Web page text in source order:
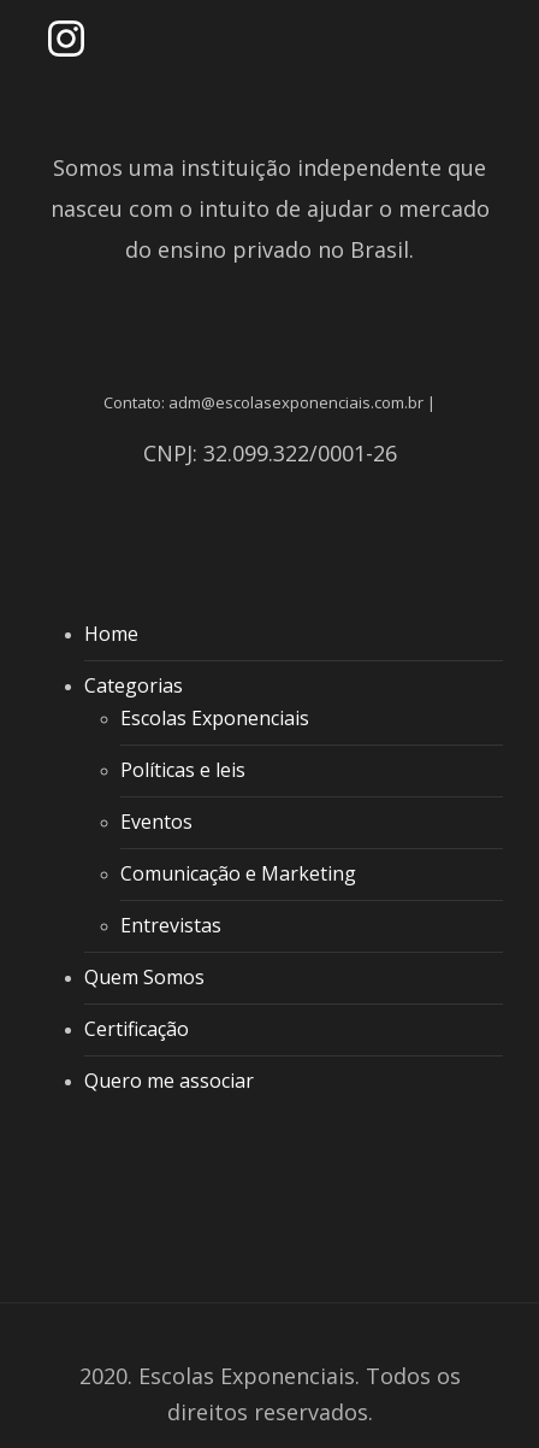
Somos uma instituição independente que
nasceu com o intuito de ajudar o mercado
do ensino privado no Brasil.
Contato: adm@escolasexponenciais.com.br |
CNPJ: 32.099.322/0001-26
Home
Categorias
Escolas Exponenciais
Políticas e leis
Eventos
Comunicação e Marketing
Entrevistas
Quem Somos
Certificação
Quero me associar
2020. Escolas Exponenciais. Todos os
direitos reservados.